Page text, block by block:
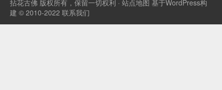
历史。以及关于我...
拈花古佛 版权所有，保留一切权利 · 站点地图 基于WordPress构
建 © 2010-2022 联系我们